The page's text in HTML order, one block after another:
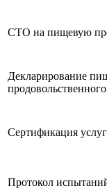
СТО на пищевую
Декларирование
Сертификация
Протокол